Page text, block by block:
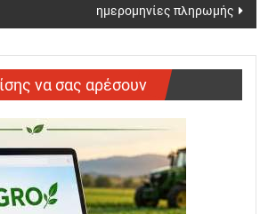
ημερομηνίες πληρωμής
να σας αρέσουν